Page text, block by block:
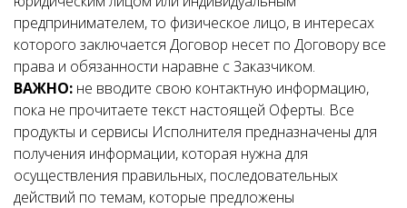
предпринимателем, то физическое лицо, в интересах
которого заключается Договор несет по Договору все
права и обязанности наравне с Заказчиком.
ВАЖНО: не вводите свою контактную информацию,
пока не прочитаете текст настоящей Оферты. Все
продукты и сервисы Исполнителя предназначены для
получения информации, которая нужна для
осуществления правильных, последовательных
действий по темам, которые предложены